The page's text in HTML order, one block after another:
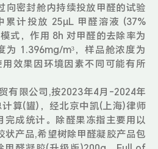
向密封舱内持续投放甲醛的试验
累计投放 25μL 甲醛溶液 (37%
式，作用 8h 对甲醛的去除率为
为 1.396mg/m³，样品舱浓度为
效果因环境因素不同可能有所
有限公司,按2023年4月-2024年
算(罐)，经北京中凯(上海)律师
完成统计。除醛果冻指主要用以
状产品,希望树除甲醛凝胶产品包